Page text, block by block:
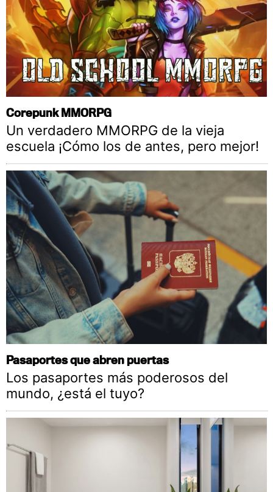
Corepunk MMORPG
Un verdadero MMORPG de la vieja
escuela ¡Cómo los de antes, pero mejor!
Pasaportes que abren puertas
Los pasaportes más poderosos del
mundo, ¿está el tuyo?